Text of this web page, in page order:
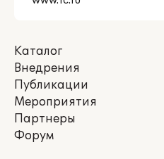
Каталог
Внедрения
Публикации
Мероприятия
Партнеры
Форум